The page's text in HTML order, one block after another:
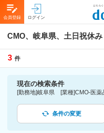
会員登録 ログイン
CMO、岐阜県、土日祝休み
3 件
現在の検索条件
条件の変更